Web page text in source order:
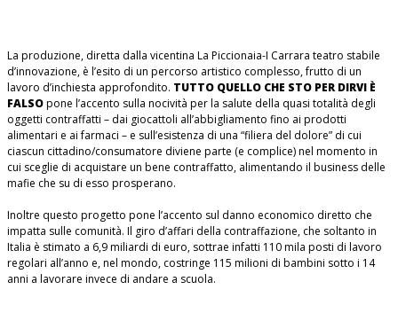
La produzione, diretta dalla vicentina La Piccionaia-I Carrara teatro stabile
d’innovazione, è l’esito di un percorso artistico complesso, frutto di un
lavoro d’inchiesta approfondito. TUTTO QUELLO CHE STO PER DIRVI È
FALSOpone l’accento sulla nocività per la salute della quasi totalità degli
oggetti contraffatti – dai giocattoli all’abbigliamento fino ai prodotti
alimentari e ai farmaci – e sull’esistenza di una “filiera del dolore” di cui
ciascun cittadino/consumatore diviene parte (e complice) nel momento in
cui sceglie di acquistare un bene contraffatto, alimentando il business delle
mafie che su di esso prosperano.
Inoltre questo progetto pone l’accento sul danno economico diretto che
impatta sulle comunità. Il giro d’affari della contraffazione, che soltanto in
Italia è stimato a 6,9 miliardi di euro, sottrae infatti 110 mila posti di lavoro
regolari all’anno e, nel mondo, costringe 115 milioni di bambini sotto i 14
anni a lavorare invece di andare a scuola.